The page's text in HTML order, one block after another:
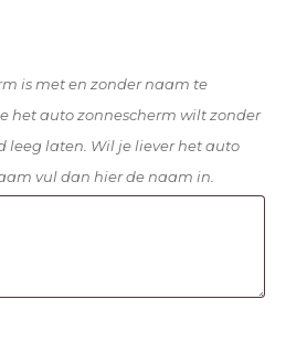
is met en zonder naam te
het auto zonnescherm wilt zonder
leeg laten. Wil je liever het auto
vul dan hier de naam in.